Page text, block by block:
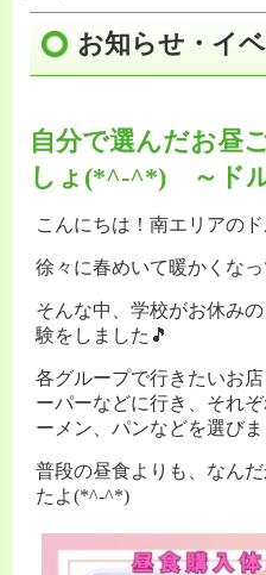
お知らせ・イ
自分で選んだお昼
しょ(*^-^*) ～ド
こんにちは！南エリアの
徐々に春めいて暖かくな
そんな中、学校がお休み
験をしました🎵
各グループで行きたいお
ーパーなどに行き、それ
ーメン、パンなどを選びま
普段の昼食よりも、なん
たよ(*^-^*)